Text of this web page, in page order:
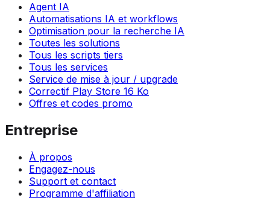
Agent IA
Automatisations IA et workflows
Optimisation pour la recherche IA
Toutes les solutions
Tous les scripts tiers
Tous les services
Service de mise à jour / upgrade
Correctif Play Store 16 Ko
Offres et codes promo
Entreprise
À propos
Engagez-nous
Support et contact
Programme d'affiliation